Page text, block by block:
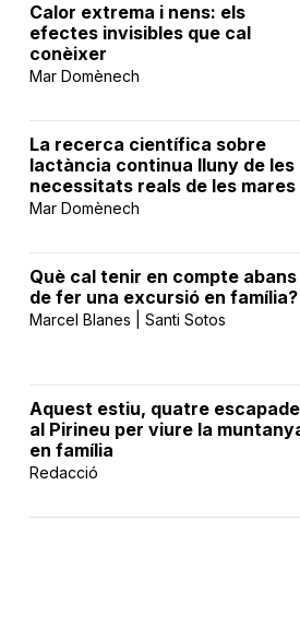
Calor extrema i nens: els
efectes invisibles que cal
conèixer
Mar Domènech
La recerca científica sobre
lactància continua lluny de les
necessitats reals de les mares
Mar Domènech
Què cal tenir en compte abans
de fer una excursió en família?
Marcel Blanes | Santi Sotos
Aquest estiu, quatre
al Pirineu per viure la
en família
Redacció